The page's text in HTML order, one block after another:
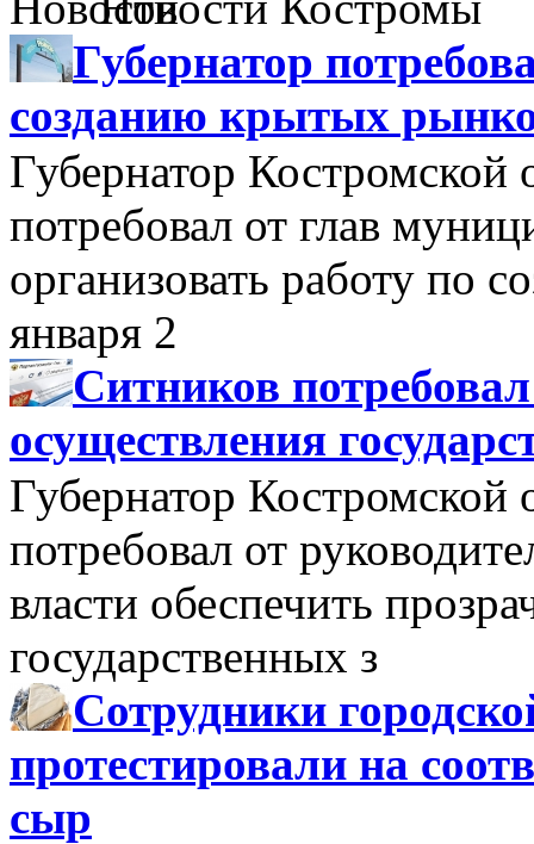
Губернатор
созданию крытых
Губернатор Костромской
потребовал от глав
организовать работу по
января 2
Ситников
осуществления
Губернатор Костромской
потребовал от
власти обеспечить
государственных з
Сотрудники
протестировали на
сыр